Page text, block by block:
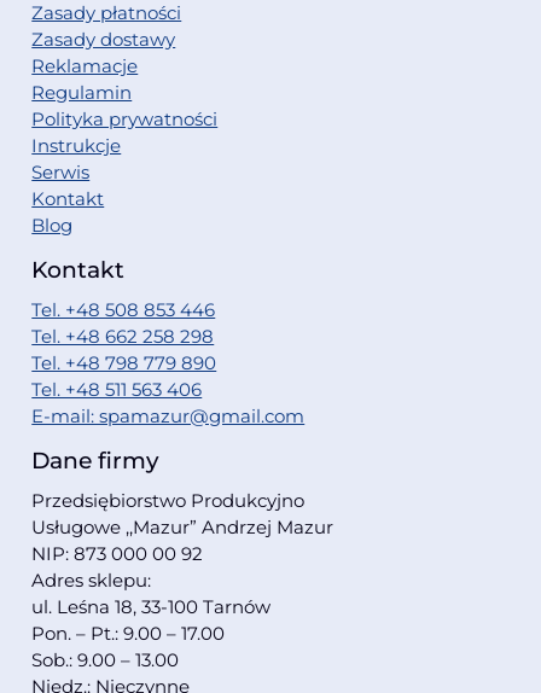
Zasady płatności
Zasady dostawy
Reklamacje
Regulamin
Polityka prywatności
Instrukcje
Serwis
Kontakt
Blog
Kontakt
Tel. +48 508 853 446
Tel. +48 662 258 298
Tel. +48 798 779 890
Tel. +48 511 563 406
E-mail: spamazur@gmail.com
Dane firmy
Przedsiębiorstwo Produkcyjno
Usługowe ,,Mazur” Andrzej Mazur
NIP: 873 000 00 92
Adres sklepu:
ul. Leśna 18, 33-100 Tarnów
Pon. – Pt.: 9.00 – 17.00
Sob.: 9.00 – 13.00
Niedz.: Nieczynne